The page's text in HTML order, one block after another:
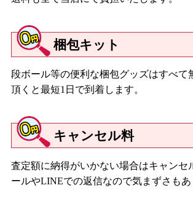
梱包キット
段ボール等の便利な梱包グッズはすべて
頂くと最短1日で到着します。
キャンセル料
査定額に納得がいかない場合はキャンセ
ールやLINEでの返信なので気まずさもあ